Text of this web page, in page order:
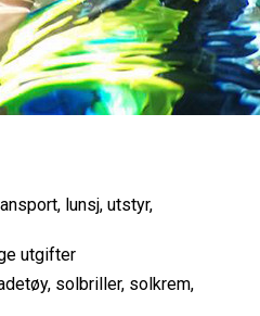
lunsj, utstyr,
utgifter
solbriller, solkrem,